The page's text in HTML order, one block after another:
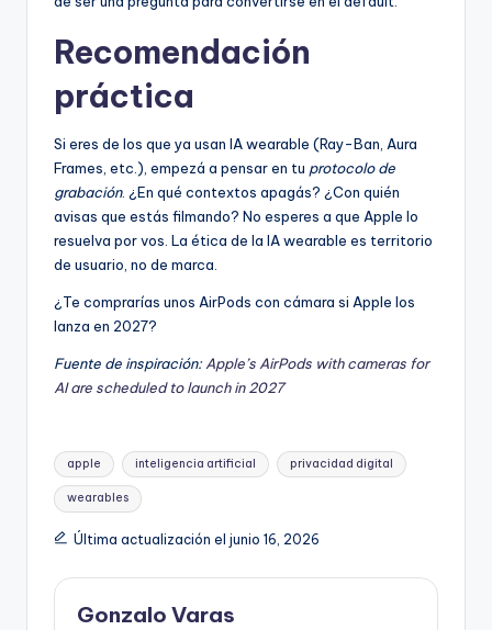
Recomendación
práctica
Si eres de los que ya usan IA wearable (Ray-Ban, Aura
Frames, etc.), empezá a pensar en tu protocolo de
grabación. ¿En qué contextos apagás? ¿Con quién
avisas que estás filmando? No esperes a que Apple lo
resuelva por vos. La ética de la IA wearable es territorio
de usuario, no de marca.
¿Te comprarías unos AirPods con cámara si Apple los
lanza en 2027?
Fuente de inspiración:Apple’s AirPods with cameras for
AI are scheduled to launch in 2027
Etiquetas:
apple inteligencia artificial privacidad digital
wearables
Última actualización el junio 16, 2026
Gonzalo Varas